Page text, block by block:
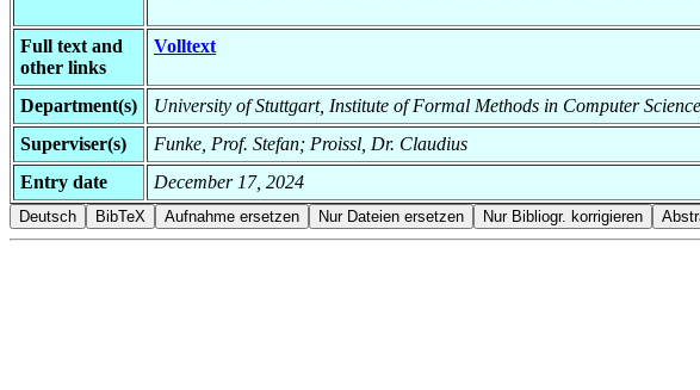
Full text and
other links
Volltext
Department(s)
University of Stuttgart, Institute of Formal Methods in Computer
Superviser(s)
Funke, Prof. Stefan; Proissl, Dr. Claudius
Entry date
December 17, 2024